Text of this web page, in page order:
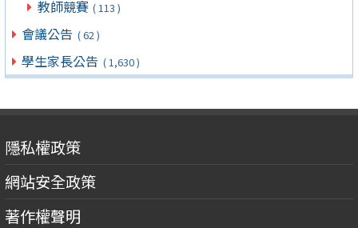
教師競賽 ( 113 )
會議公告 ( 62 )
學生家長公告 ( 1,630 )
隱私權政策
網站安全政策
著作權聲明